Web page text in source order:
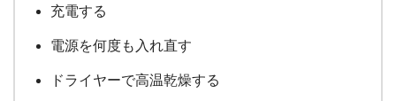
充電する
電源を何度も入れ直す
ドライヤーで高温乾燥する